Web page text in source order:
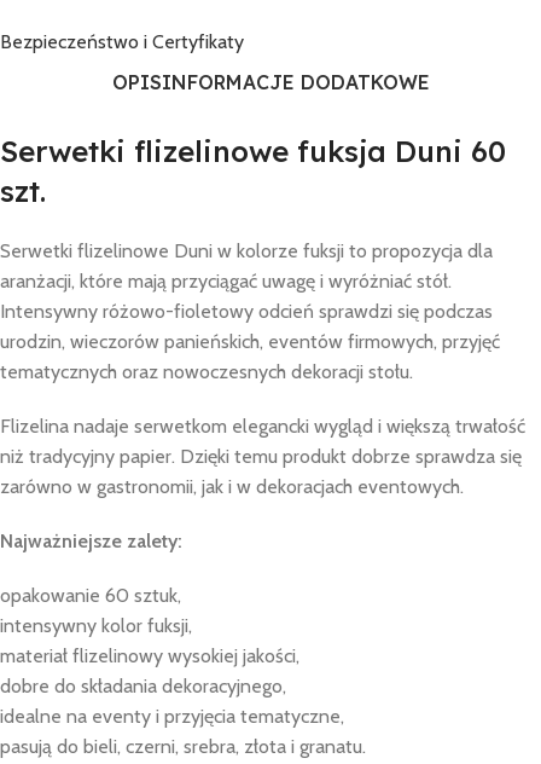
Bezpieczeństwo i Certyfikaty
OPISINFORMACJE DODATKOWE
Serwetki flizelinowe fuksja Duni 60
szt.
Serwetki flizelinowe Duni w kolorze fuksji to propozycja dla
aranżacji, które mają przyciągać uwagę i wyróżniać stół.
Intensywny różowo-fioletowy odcień sprawdzi się podczas
urodzin, wieczorów panieńskich, eventów firmowych, przyjęć
tematycznych oraz nowoczesnych dekoracji stołu.
Flizelina nadaje serwetkom elegancki wygląd i większą trwałość
niż tradycyjny papier. Dzięki temu produkt dobrze sprawdza się
zarówno w gastronomii, jak i w dekoracjach eventowych.
Najważniejsze zalety:
opakowanie 60 sztuk,
intensywny kolor fuksji,
materiał flizelinowy wysokiej jakości,
dobre do składania dekoracyjnego,
idealne na eventy i przyjęcia tematyczne,
pasują do bieli, czerni, srebra, złota i granatu.